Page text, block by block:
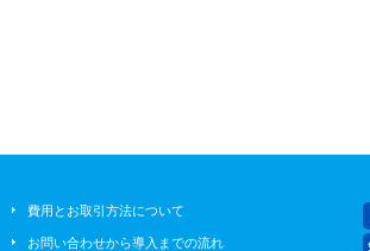
費用とお取引方法について
お問い合わせから導入までの流れ